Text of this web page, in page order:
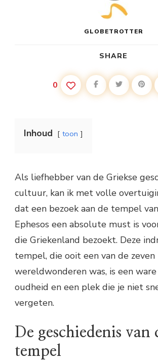
GLOBETROTTER
SHARE
0
Inhoud toon
Als liefhebber van de Griekse
cultuur, kan ik met volle
dat een bezoek aan de tempel
Ephesos een absolute must is
die Griekenland bezoekt. Deze
tempel, die ooit een van de zeven
wereldwonderen was, is een
oudheid en een plek die je niet
vergeten.
De geschiedenis van
tempel